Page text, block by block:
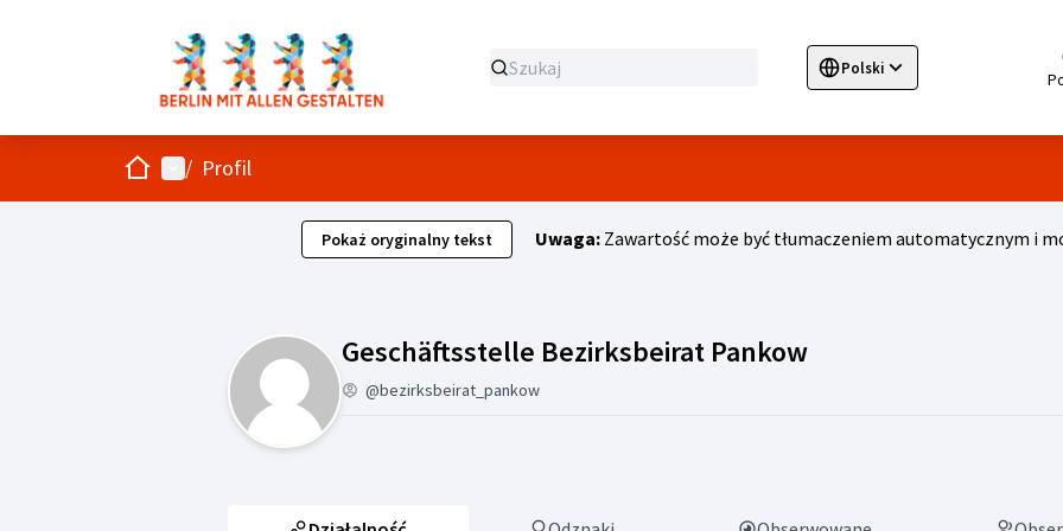
Polski
Sprache wählen Choose language
Strona główna
Menu główne
/ Profil
Pokaż oryginalny tekst Uwaga:Zawartość może być tłumaczeniem automatycznym i
Geschäftsstelle Bezirksbeirat PankowDziałalność
@bezirksbeirat_pankow